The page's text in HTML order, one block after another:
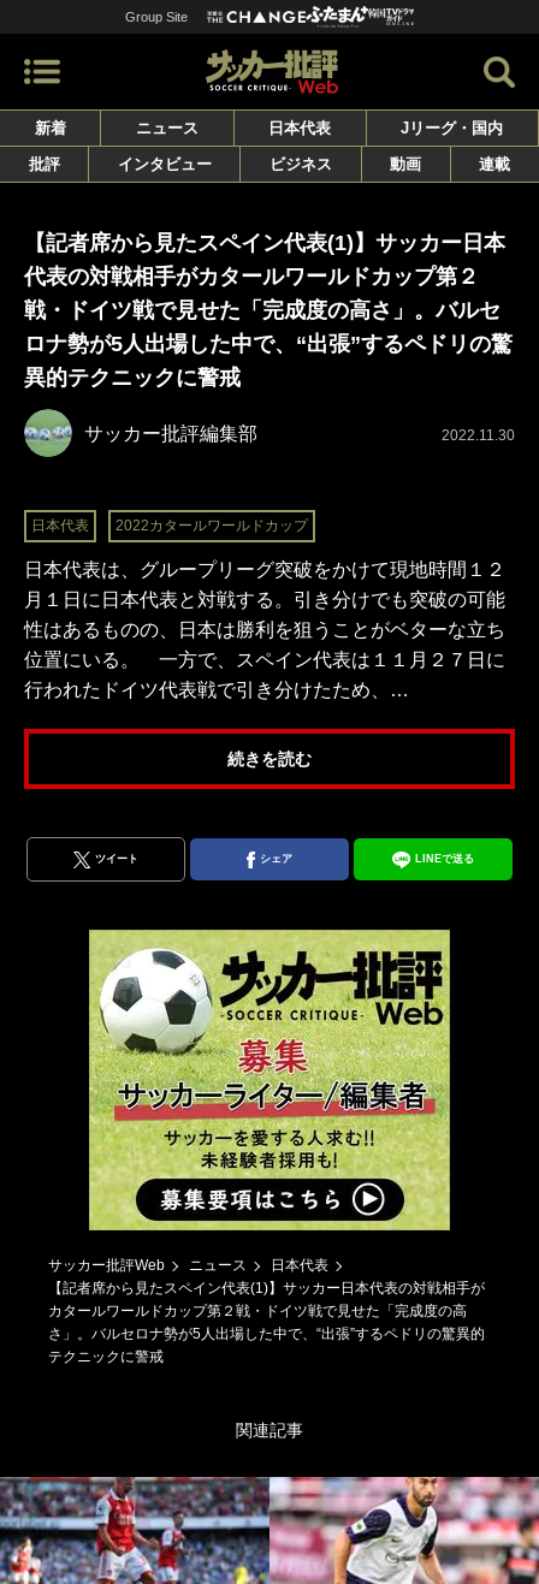
Group Site
新着 ニュース 日本代表
Jリーグ・国内
批評
インタビュー ビジネス 動画 連載
【記者席から見たスペイン代表(1)】サッカー日本
代表の対戦相手がカタールワールドカップ第２
戦・ドイツ戦で見せた「完成度の高さ」。バルセ
ロナ勢が5人出場した中で、“出張”するペドリの驚
異的テクニックに警戒
サッカー批評編集部 2022.11.30
日本代表 2022カタールワールドカップ
日本代表は、グループリーグ突破をかけて現地時間１２
月１日に日本代表と対戦する。引き分けでも突破の可能
性はあるものの、日本は勝利を狙うことがベターな立ち
位置にいる。 一方で、スペイン代表は１１月２７日に
行われたドイツ代表戦で引き分けたため、…
続きを読む
ツイート シェア LINEで送る
サッカー批評Web ニュース
日本代表
【記者席から見たスペイン代表(1)】サッカー日本代表の対戦相手が
カタールワールドカップ第２戦・ドイツ戦で見せた「完成度の高
さ」。バルセロナ勢が5人出場した中で、“出張”するペドリの驚異的
テクニックに警戒
関連記事